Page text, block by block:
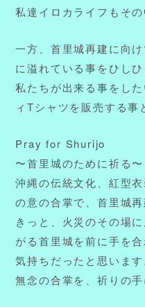
私達イロカライフもその
一方、首里城再建に向
に溢れている事をひしひ
私たちが出来る事をし
ィTシャツを販売する事
Pray for Shurijo
〜首里城のために祈る〜
沖縄の伝統文化、紅型
の意の合掌で、首里城
きっと、火災のその場
がる首里城を前に手を
気持ちだったと思います
無念の合掌を、祈りの手